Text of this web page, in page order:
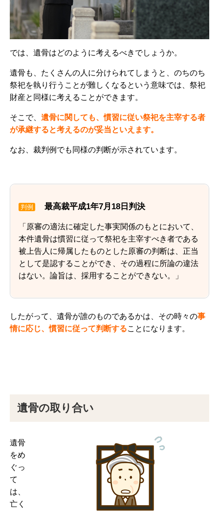
では、遺骨はどのように考えるべきでしょうか。
遺骨も、たくさんの人に分けられてしまうと、のちのち
祭祀を執り行うことが難しくなるという意味では、祭祀
財産と同様に考えることができます。
そこで、 遺骨に関しても、慣習に従い祭祀を主宰する者
が承継すると考えるのが妥当といえます。
なお、裁判例でも同様の判断が示されています。
判例 最高裁平成1年7月18日判決
「原審の適法に確定した事実関係のもとにおいて、
本件遺骨は慣習に従って祭祀を主宰すべき者である
被上告人に帰属したものとした原審の判断は、正当
として是認することができ、その過程に所論の違法
はない。論旨は、採用することができない。」
したがって、遺骨が誰のものであるかは、その時々の事
情に応じ、慣習に従って判断することになります。
遺骨の取り合い
遺骨
をめ
ぐっ
て
は、
亡く